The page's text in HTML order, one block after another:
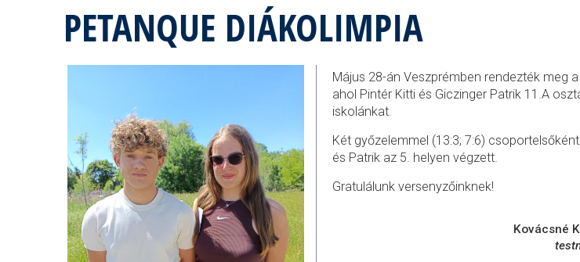
PETANQUE DIÁKOLIMPIA
Május 28-án Veszprémben rendezték meg
ahol Pintér Kitti és Giczinger Patrik 11.A
iskolánkat.
Két győzelemmel (13:3; 7:6)
és Patrik az 5. helyen végzett.
Gratulálunk versenyzőinknek!
Kovácsné